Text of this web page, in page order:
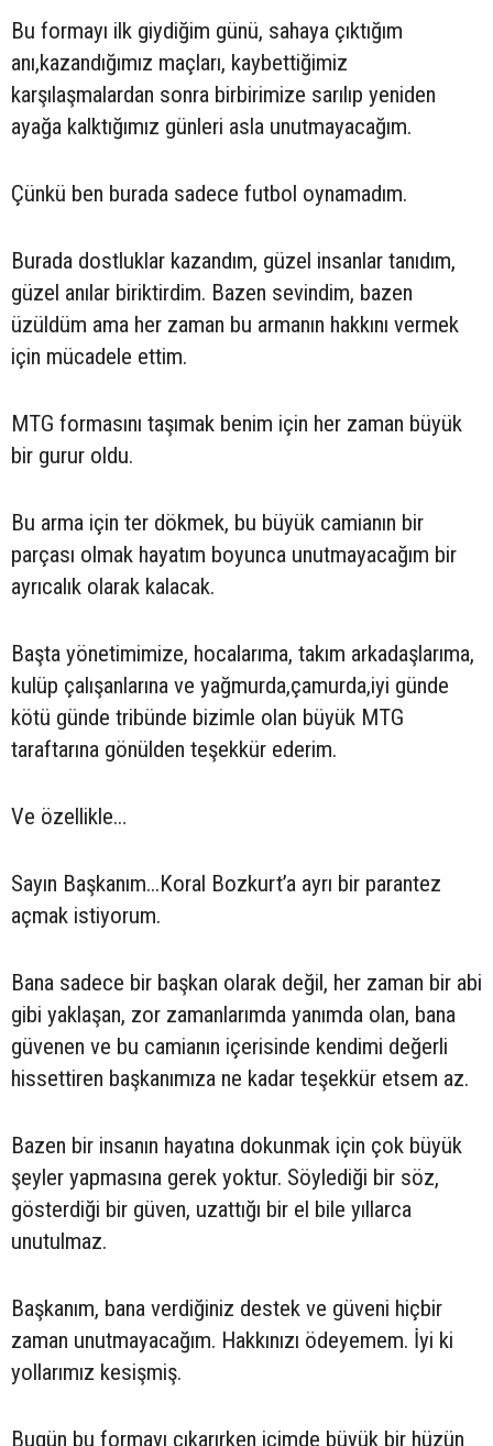
Bu formayı ilk giydiğim günü, sahaya çıktığım
anı,kazandığımız maçları, kaybettiğimiz
karşılaşmalardan sonra birbirimize sarılıp yeniden
ayağa kalktığımız günleri asla unutmayacağım.
Çünkü ben burada sadece futbol oynamadım.
Burada dostluklar kazandım, güzel insanlar tanıdım,
güzel anılar biriktirdim. Bazen sevindim, bazen
üzüldüm ama her zaman bu armanın hakkını vermek
için mücadele ettim.
MTG formasını taşımak benim için her zaman büyük
bir gurur oldu.
Bu arma için ter dökmek, bu büyük camianın bir
parçası olmak hayatım boyunca unutmayacağım bir
ayrıcalık olarak kalacak.
Başta yönetimimize, hocalarıma, takım arkadaşlarıma,
kulüp çalışanlarına ve yağmurda,çamurda,iyi günde
kötü günde tribünde bizimle olan büyük MTG
taraftarına gönülden teşekkür ederim.
Ve özellikle…
Sayın Başkanım...Koral Bozkurt’a ayrı bir parantez
açmak istiyorum.
Bana sadece bir başkan olarak değil, her zaman bir abi
gibi yaklaşan, zor zamanlarımda yanımda olan, bana
güvenen ve bu camianın içerisinde kendimi değerli
hissettiren başkanımıza ne kadar teşekkür etsem az.
Bazen bir insanın hayatına dokunmak için çok büyük
şeyler yapmasına gerek yoktur. Söylediği bir söz,
gösterdiği bir güven, uzattığı bir el bile yıllarca
unutulmaz.
Başkanım, bana verdiğiniz destek ve güveni hiçbir
zaman unutmayacağım. Hakkınızı ödeyemem. İyi ki
yollarımız kesişmiş.
Bugün bu formayı çıkarırken içimde büyük bir hüzün